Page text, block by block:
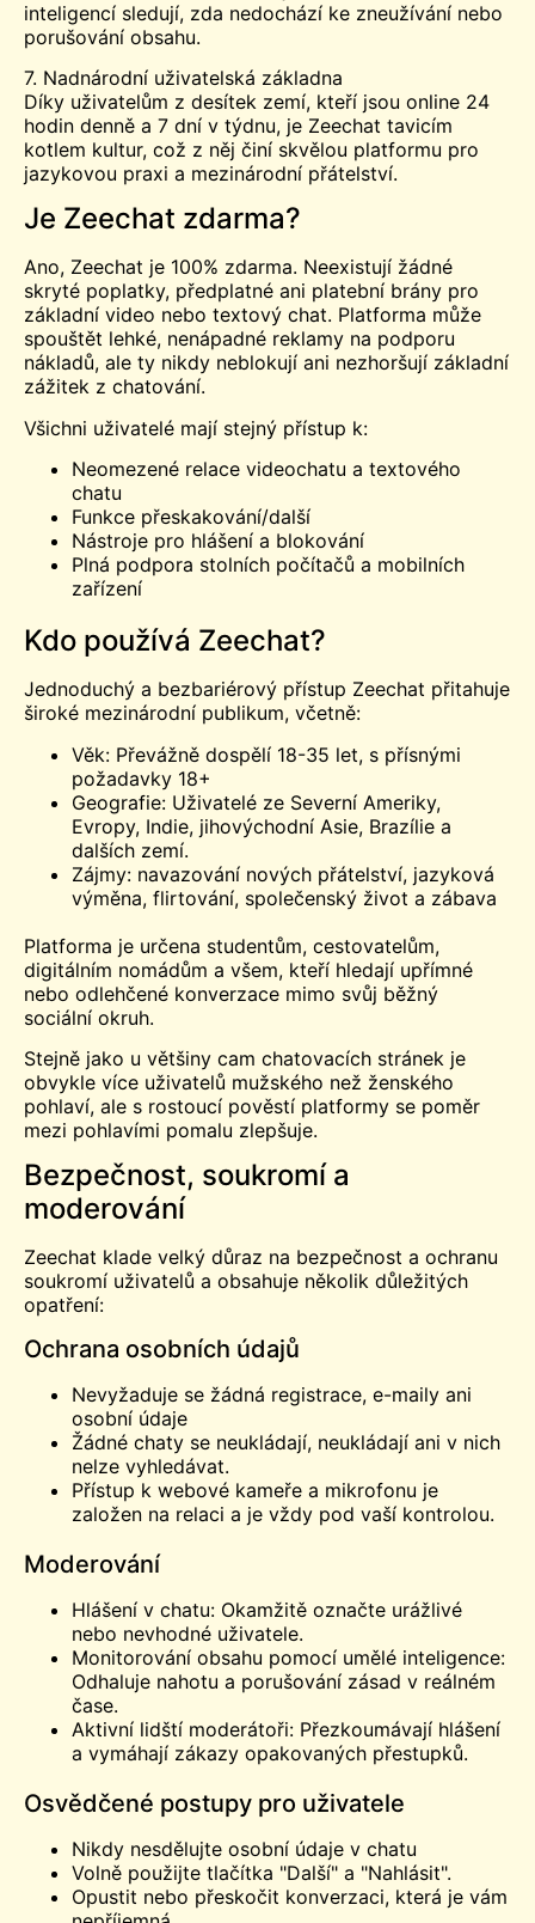
inteligencí sledují, zda nedochází ke zneužívání nebo
porušování obsahu.
7. Nadnárodní uživatelská základna
Díky uživatelům z desítek zemí, kteří jsou online 24
hodin denně a 7 dní v týdnu, je Zeechat tavicím
kotlem kultur, což z něj činí skvělou platformu pro
jazykovou praxi a mezinárodní přátelství.
Je Zeechat zdarma?
Ano, Zeechat je 100% zdarma. Neexistují žádné
skryté poplatky, předplatné ani platební brány pro
základní video nebo textový chat. Platforma může
spouštět lehké, nenápadné reklamy na podporu
nákladů, ale ty nikdy neblokují ani nezhoršují základní
zážitek z chatování.
Všichni uživatelé mají stejný přístup k:
Neomezené relace videochatu a textového
chatu
Funkce přeskakování/další
Nástroje pro hlášení a blokování
Plná podpora stolních počítačů a mobilních
zařízení
Kdo používá Zeechat?
Jednoduchý a bezbariérový přístup Zeechat přitahuje
široké mezinárodní publikum, včetně:
Věk: Převážně dospělí 18-35 let, s přísnými
požadavky 18+
Geografie: Uživatelé ze Severní Ameriky,
Evropy, Indie, jihovýchodní Asie, Brazílie a
dalších zemí.
Zájmy: navazování nových přátelství, jazyková
výměna, flirtování, společenský život a zábava
Platforma je určena studentům, cestovatelům,
digitálním nomádům a všem, kteří hledají upřímné
nebo odlehčené konverzace mimo svůj běžný
sociální okruh.
Stejně jako u většiny cam chatovacích stránek je
obvykle více uživatelů mužského než ženského
pohlaví, ale s rostoucí pověstí platformy se poměr
mezi pohlavími pomalu zlepšuje.
Bezpečnost, soukromí a
moderování
Zeechat klade velký důraz na bezpečnost a ochranu
soukromí uživatelů a obsahuje několik důležitých
opatření:
Ochrana osobních údajů
Nevyžaduje se žádná registrace, e-maily ani
osobní údaje
Žádné chaty se neukládají, neukládají ani v nich
nelze vyhledávat.
Přístup k webové kameře a mikrofonu je
založen na relaci a je vždy pod vaší kontrolou.
Moderování
Hlášení v chatu: Okamžitě označte urážlivé
nebo nevhodné uživatele.
Monitorování obsahu pomocí umělé inteligence:
Odhaluje nahotu a porušování zásad v reálném
čase.
Aktivní lidští moderátoři: Přezkoumávají hlášení
a vymáhají zákazy opakovaných přestupků.
Osvědčené postupy pro uživatele
Nikdy nesdělujte osobní údaje v chatu
Volně použijte tlačítka "Další" a "Nahlásit".
Opustit nebo přeskočit konverzaci, která je vám